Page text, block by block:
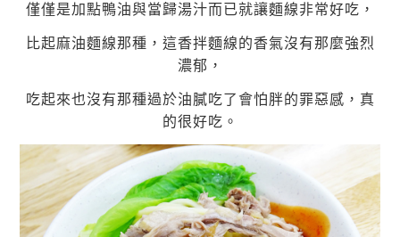
僅僅是加點鴨油與當歸湯汁而已就讓麵線非常好吃，
比起麻油麵線那種，這香拌麵線的香氣沒有那麼強烈
濃郁，
吃起來也沒有那種過於油膩吃了會怕胖的罪惡感，真
的很好吃。